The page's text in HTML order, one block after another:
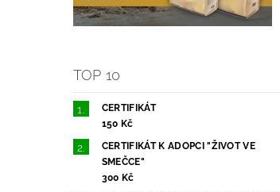
TOP 10
CERTIFIKÁT
150 Kč
CERTIFIKÁT K ADOPCI "ŽIVOT VE
SMEČCE"
300 Kč